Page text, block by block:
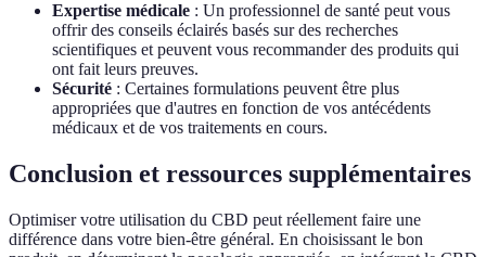
Expertise médicale : Un professionnel de santé peut vous
offrir des conseils éclairés basés sur des recherches
scientifiques et peuvent vous recommander des produits qui
ont fait leurs preuves.
Sécurité : Certaines formulations peuvent être plus
appropriées que d'autres en fonction de vos antécédents
médicaux et de vos traitements en cours.
Conclusion et ressources supplémentaires
Optimiser votre utilisation du CBD peut réellement faire une
différence dans votre bien-être général. En choisissant le bon